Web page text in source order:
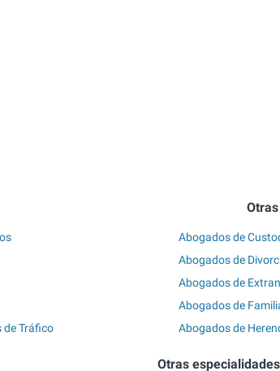
de Tráfico
Abogados de
Abogados de
Abogados de
Abogados de
Abogados de
Otras